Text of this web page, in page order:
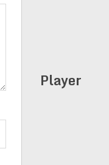
Player